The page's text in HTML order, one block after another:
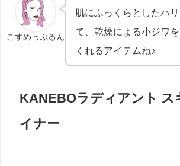
こすめっぷるん
肌にふっくらとしたハ
て、乾燥による小ジワ
くれるアイテムね♪
KANEBOラディアント ス
イナー